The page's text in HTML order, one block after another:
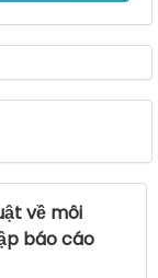
về môi
báo cáo